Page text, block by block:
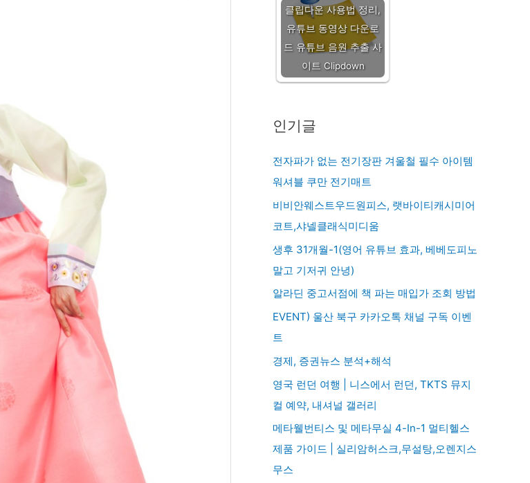
클립다운 사용법 정리,
유튜브 동영상 다운로
드 유튜브 음원 추출 사
이트 Clipdown
인기글
전자파가 없는 전기장판 겨울철 필수 아이템
워셔블 쿠만 전기매트
비비안웨스트우드원피스, 랫바이티캐시미어
코트,샤넬클래식미디움
생후 31개월-1(영어 유튜브 효과, 베베도피노
말고 기저귀 안녕)
알라딘 중고서점에 책 파는 매입가 조회 방법
EVENT) 울산 북구 카카오톡 채널 구독 이벤
트
경제, 증권뉴스 분석+해석
영국 런던 여행 | 니스에서 런던, TKTS 뮤지
컬 예약, 내셔널 갤러리
메타웰번티스 및 메타무실 4-In-1 멀티헬스
제품 가이드 | 실리암허스크,무설탕,오렌지스
무스